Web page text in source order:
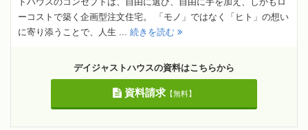
ーコストで築く企画型注文住宅。 「モノ」ではなく「ヒト」の想い
に寄り添うことで、人生 ... 続きを読む
デイジャストハウスの資料はこちらから
資料請求【無料】